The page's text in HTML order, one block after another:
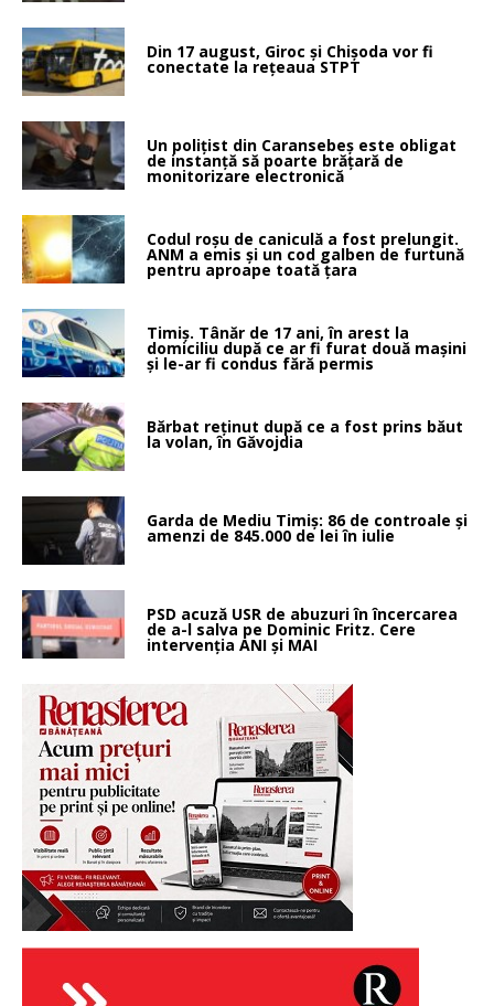
Din 17 august, Giroc și Chișoda vor fi
conectate la rețeaua STPT
Un polițist din Caransebeș este obligat
de instanță să poarte brățară de
monitorizare electronică
Codul roșu de caniculă a fost prelungit.
ANM a emis și un cod galben de furtună
pentru aproape toată țara
Timiș. Tânăr de 17 ani, în arest la
domiciliu după ce ar fi furat două mașini
și le-ar fi condus fără permis
Bărbat reținut după ce a fost prins băut
la volan, în Găvojdia
Garda de Mediu Timiș: 86 de controale și
amenzi de 845.000 de lei în iulie
PSD acuză USR de abuzuri în încercarea
de a-l salva pe Dominic Fritz. Cere
intervenția ANI și MAI